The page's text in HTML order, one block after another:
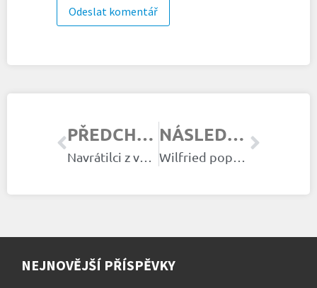
PŘEDCHOZÍ ČLÁNEK NÁSLEDUJÍCÍ ČLÁNEK
NEJNOVĚJŠÍ PŘÍSPĚVKY